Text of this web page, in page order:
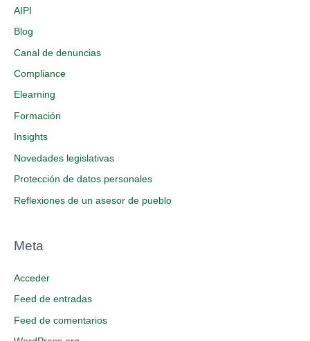
AIPI
Blog
Canal de denuncias
Compliance
Elearning
Formación
Insights
Novedades legislativas
Protección de datos personales
Reflexiones de un asesor de pueblo
Meta
Acceder
Feed de entradas
Feed de comentarios